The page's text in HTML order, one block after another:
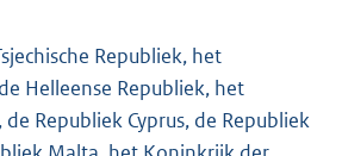
Republiek, het
Helleense Republiek, het
Republiek Cyprus, de Republiek